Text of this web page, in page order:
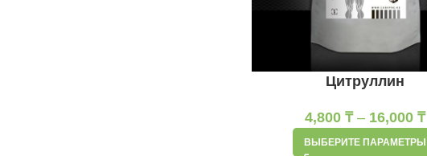
Цитруллин
4,800₸ – 16,000₸
ВЫБЕРИТЕ ПАРАМЕТРЫ